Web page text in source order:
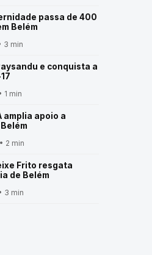
passa de 400
Belém
3 min
e conquista a
1 min
amplia apoio a
2 min
Frito resgata
de Belém
3 min